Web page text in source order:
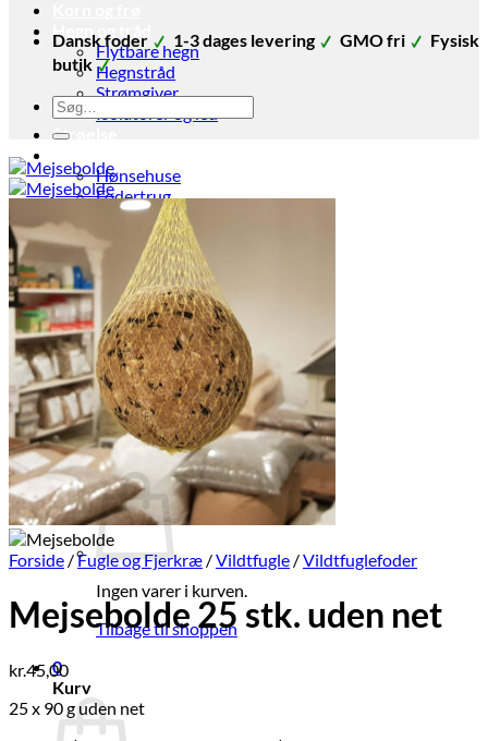
Flytbare hegn
Hegnstråd
Strømgiver
Strøelse
Hønsehuse
Fodertrug
Vandtrug
Gør det selv foder
Fodertønder
Foderøser
Hygiejne
Skadedyr
Brands
Økologi
Tilbud
Log ind
Kurv /kr. 0
Ingen varer i kurven.
Tilbage til shoppen
0
Kurv
Dansk foder 1-3 dages levering GMO fri
Fysisk
butik
Søg
efter:
Forside /Fugle og Fjerkræ /Vildtfugle /Vildtfuglefoder
Mejsebolde 25 stk. uden net
kr.45,00
25 x 90 g uden net